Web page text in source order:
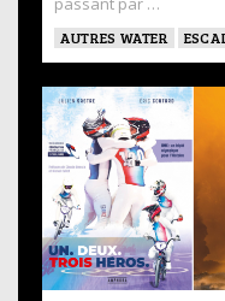
AUTRES WATER